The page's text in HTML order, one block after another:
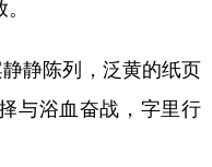
静陈列，泛黄的纸页
与浴血奋战，字里行